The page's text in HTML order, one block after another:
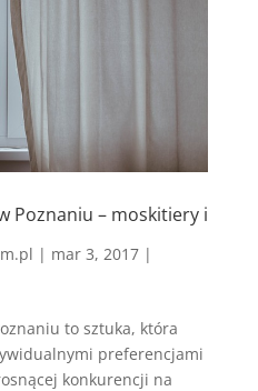
Poznaniu – moskitiery i
| mar 3, 2017|
to sztuka, która
preferencjami
konkurencji na